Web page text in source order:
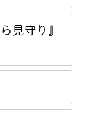
見守り』